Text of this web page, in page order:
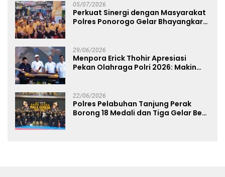
05/07/2026
Perkuat Sinergi dengan Masyarakat
Polres Ponorogo Gelar Bhayangkara
29/06/2026
Menpora Erick Thohir Apresiasi
Pekan Olahraga Polri 2026: Makin
22/06/2026
Polres Pelabuhan Tanjung Perak
Borong 18 Medali dan Tiga Gelar Best